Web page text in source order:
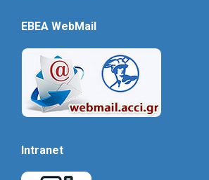
EBEA WebMail
Intranet